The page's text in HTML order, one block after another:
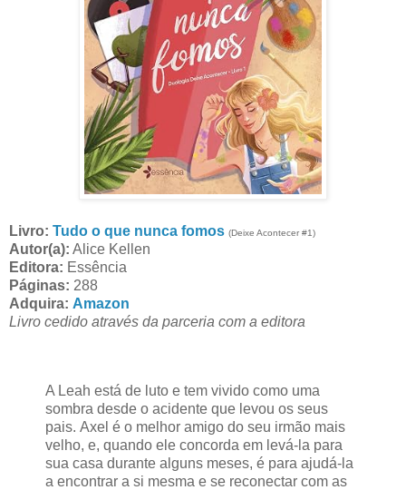
Livro: Tudo o que nunca fomos (Deixe Acontecer #1)
Autor(a): Alice Kellen
Editora: Essência
Páginas: 288
Adquira: Amazon
Livro cedido através da parceria com a editora
A Leah está de luto e tem vivido como uma
sombra desde o acidente que levou os seus
pais. Axel é o melhor amigo do seu irmão mais
velho, e, quando ele concorda em levá-la para
sua casa durante alguns meses, é para ajudá-la
a encontrar a si mesma e se reconectar com as